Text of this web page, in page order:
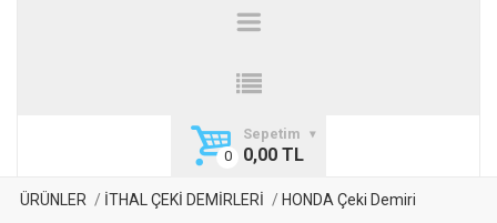
Sepetim
0,00 TL
ÜRÜNLER İTHAL ÇEKİ DEMİRLERİ HONDA Çeki Demiri